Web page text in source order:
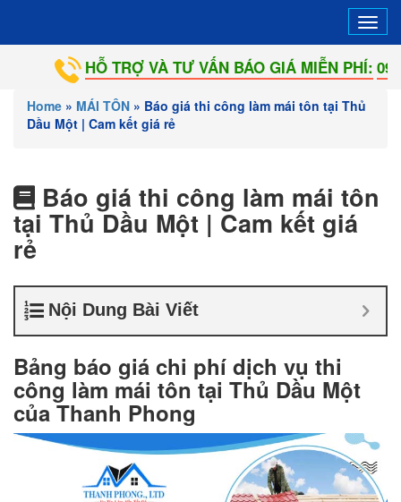
HỖ TRỢ VÀ TƯ VẤN BÁO GIÁ MIỄN PHÍ: 0901.742.092
Home » MÁI TÔN » Báo giá thi công làm mái tôn tại Thủ
Dầu Một | Cam kết giá rẻ
Báo giá thi công làm mái tôn
tại Thủ Dầu Một | Cam kết giá
rẻ
Nội Dung Bài Viết
Bảng báo giá chi phí dịch vụ thi
công làm mái tôn tại Thủ Dầu Một
của Thanh Phong